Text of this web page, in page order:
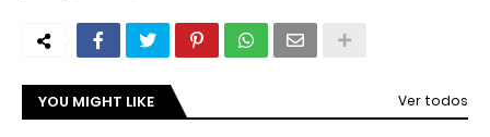
YOU MIGHT LIKE Ver todos